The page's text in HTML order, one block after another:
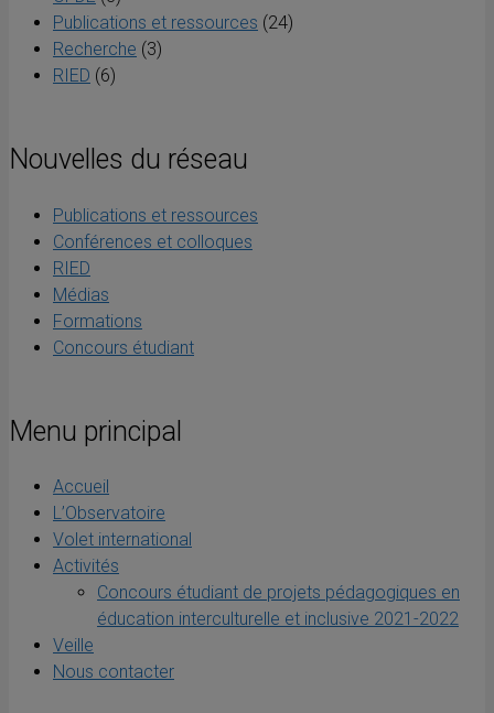
Publications et ressources (24)
Recherche (3)
RIED (6)
Nouvelles du réseau
Publications et ressources
Conférences et colloques
RIED
Médias
Formations
Concours étudiant
Menu principal
Accueil
L’Observatoire
Volet international
Activités
Concours étudiant de projets pédagogiques en
éducation interculturelle et inclusive 2021-2022
Veille
Nous contacter